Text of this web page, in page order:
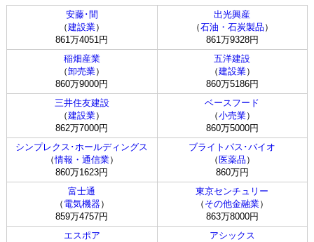
安藤･間
（建設業）
861万4051円
出光興産
（石油・石炭製品 ）
861万9328円
稲畑産業
（卸売業）
860万9000円
五洋建設
（建設業）
860万5186円
三井住友建設
（建設業）
862万7000円
ベースフード
（小売業）
860万5000円
シンプレクス･ホールディングス
（情報・通信業）
860万1623円
ブライトパス･バイオ
（ 医薬品 ）
860万円
富士通
（ 電気機器）
859万4757円
東京センチュリー
（ その他金融業）
863万8000円
エスポア
アシックス